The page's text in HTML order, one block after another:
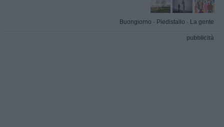
Buongiorno · Piedistallo · La gente
pubblicità